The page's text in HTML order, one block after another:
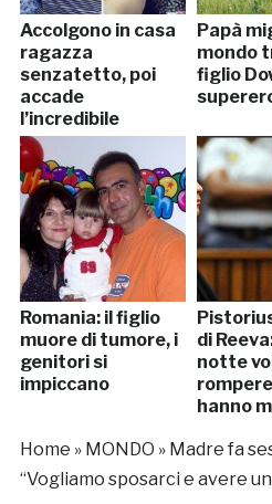
Accolgono in casa
ragazza
senzatetto, poi
accade
l’incredibile
Papà
mondo
figlio
Romania: il figlio
muore di tumore, i
genitori si
impiccano
di
notte
hanno
Home » MONDO » Madre fa
“Vogliamo sposarci e avere